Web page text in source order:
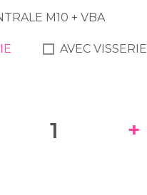
M10 + VBA
AVEC VISSERIE
+